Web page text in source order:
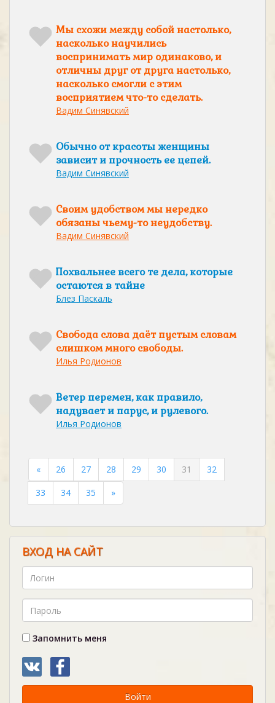
Мы схожи между собой настолько,
насколько научились
воспринимать мир одинаково, и
отличны друг от друга настолько,
насколько смогли с этим
восприятием что-то сделать.
Вадим Синявский
Обычно от красоты женщины
зависит и прочность ее цепей.
Вадим Синявский
Своим удобством мы нередко
обязаны чьему-то неудобству.
Вадим Синявский
Похвальнее всего те дела, которые
остаются в тайне
Блез Паскаль
Свобода слова даёт пустым словам
слишком много свободы.
Илья Родионов
Ветер перемен, как правило,
надувает и парус, и рулевого.
Илья Родионов
« 26 27 28 29 30 31
32
33
34 35 »
ВХОД НА САЙТ
Запомнить меня
Войти